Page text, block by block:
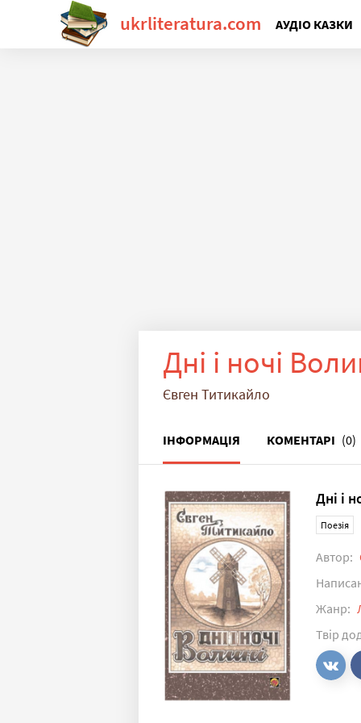
ukrliteratura.com АУДІО КАЗКИ
Дні і ночі
Євген Титикайло
ІНФОРМАЦІЯ КОМЕНТАРІ (0)
Дні і
Поезія
Автор:
Жанр:
Твір